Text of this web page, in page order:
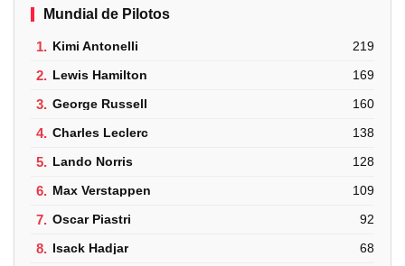
Mundial de Pilotos
1. Kimi Antonelli 219
2. Lewis Hamilton 169
3. George Russell 160
4. Charles Leclerc 138
5. Lando Norris 128
6. Max Verstappen 109
7. Oscar Piastri 92
8. Isack Hadjar 68